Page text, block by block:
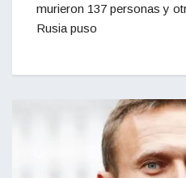
murieron 137 personas y
Rusia puso